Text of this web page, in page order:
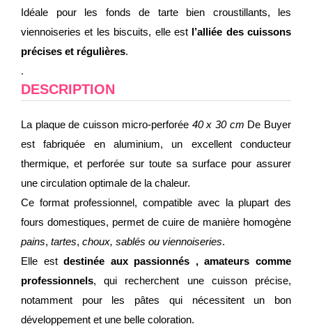
Idéale pour les fonds de tarte bien croustillants, les
viennoiseries et les biscuits, elle est l’alliée des cuissons
précises et régulières.
.
DESCRIPTION
La plaque de cuisson micro-perforée 40 x 30 cm De Buyer
est fabriquée en aluminium, un excellent conducteur
thermique, et perforée sur toute sa surface pour assurer
une circulation optimale de la chaleur.
Ce format professionnel, compatible avec la plupart des
fours domestiques, permet de cuire de manière homogène
pains, tartes, choux, sablés ou viennoiseries.
Elle estdestinée aux passionnés , amateurs comme
professionnels, qui recherchent une cuisson précise,
notamment pour les pâtes qui nécessitent un bon
développement et une belle coloration.